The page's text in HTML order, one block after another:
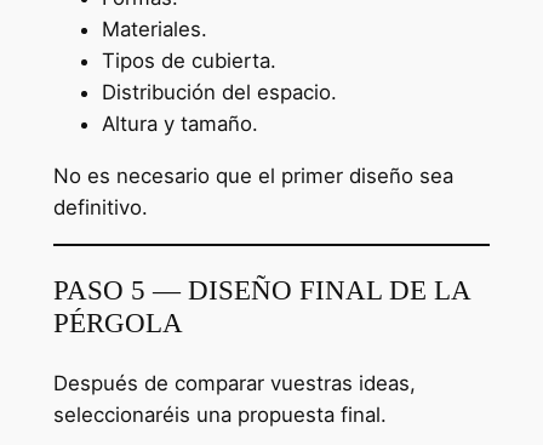
Materiales.
Tipos de cubierta.
Distribución del espacio.
Altura y tamaño.
No es necesario que el primer diseño sea
definitivo.
PASO 5 — DISEÑO FINAL DE LA
PÉRGOLA
Después de comparar vuestras ideas,
seleccionaréis una propuesta final.